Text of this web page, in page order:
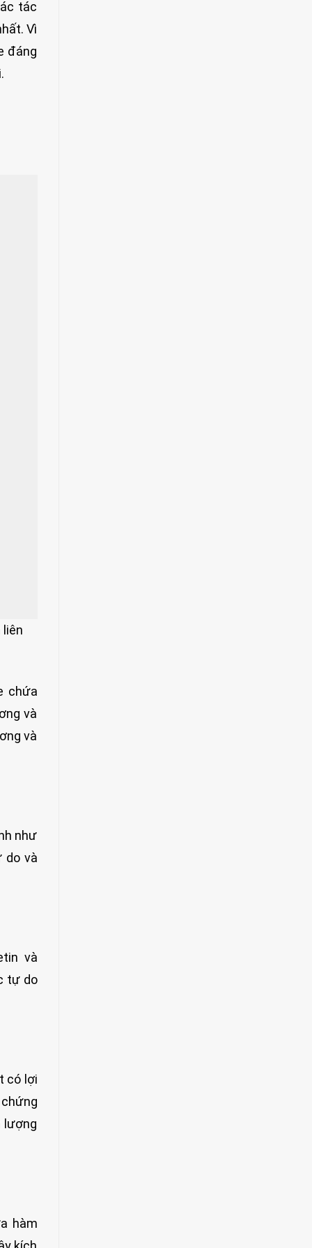
tác
Vì
đáng
chứa
và
và
như
do và
và
tự do
có lợi
lượng
hàm